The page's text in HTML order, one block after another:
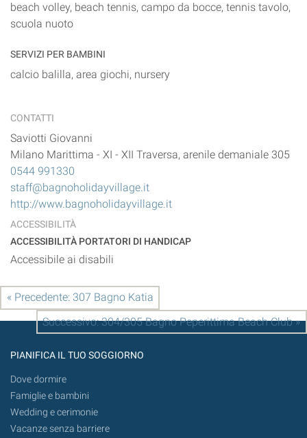
beach volley, beach tennis, campo da bocce, tennis tavolo,
scuola nuoto
SERVIZI PER BAMBINI
calcio balilla, area giochi, nursery
CONTATTI
Saviotti Giovanni
Milano Marittima - XI - XII Traversa, arenile demaniale 305
0544 991330
staff@bagnoholidayvillage.it
http://www.bagnoholidayvillage.it
ACCESSIBILITÀ
ACCESSIBILITÀ PORTATORI DI HANDICAP
Accessibile ai disabili
« Precedente: 307 Bagno Katia
Successivo: 304/305 Bagno Peperittima Beach Club »
PIANIFICA IL TUO SOGGIORNO
Dove dormire
Famiglie e bambini
Wedding e cerimonie
Vacanze senza barriere